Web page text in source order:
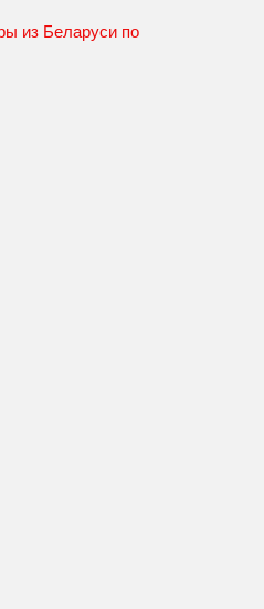
из Беларуси по